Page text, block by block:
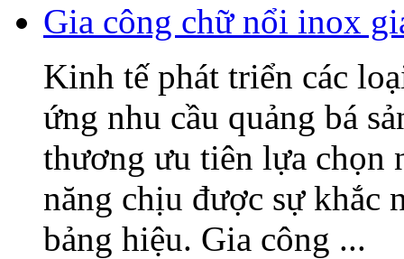
Gia công chữ nổi inox
Kinh tế phát triển các
ứng nhu cầu quảng bá
thương ưu tiên lựa chọn
năng chịu được sự khắc
bảng hiệu. Gia công ...